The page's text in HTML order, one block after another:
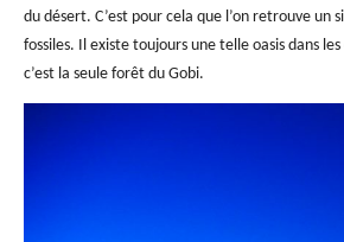
du désert. C’est pour cela que l’on retrouve un
fossiles. Il existe toujours une telle oasis dans
c’est la seule forêt du Gobi.